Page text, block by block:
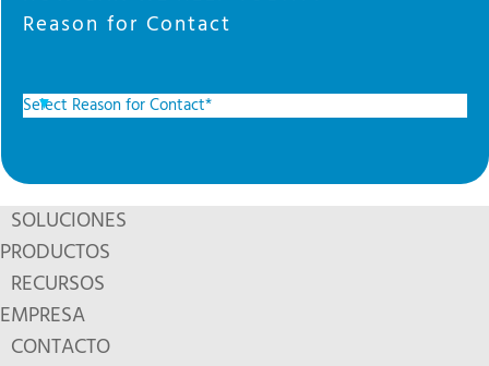
Reason for Contact
SOLUCIONES
PRODUCTOS
RECURSOS
EMPRESA
CONTACTO